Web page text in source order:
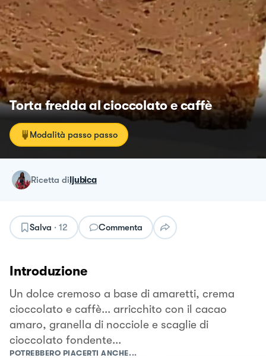
Torta fredda al cioccolato e caffè
Modalità passo passo
ricetta diljubica
Salva · 12 Commenta
Introduzione
Un dolce cremoso a base di amaretti, crema
cioccolato e caffè... arricchito con il cacao
amaro, granella di nocciole e scaglie di
cioccolato fondente...
POTREBBERO PIACERTI ANCHE...